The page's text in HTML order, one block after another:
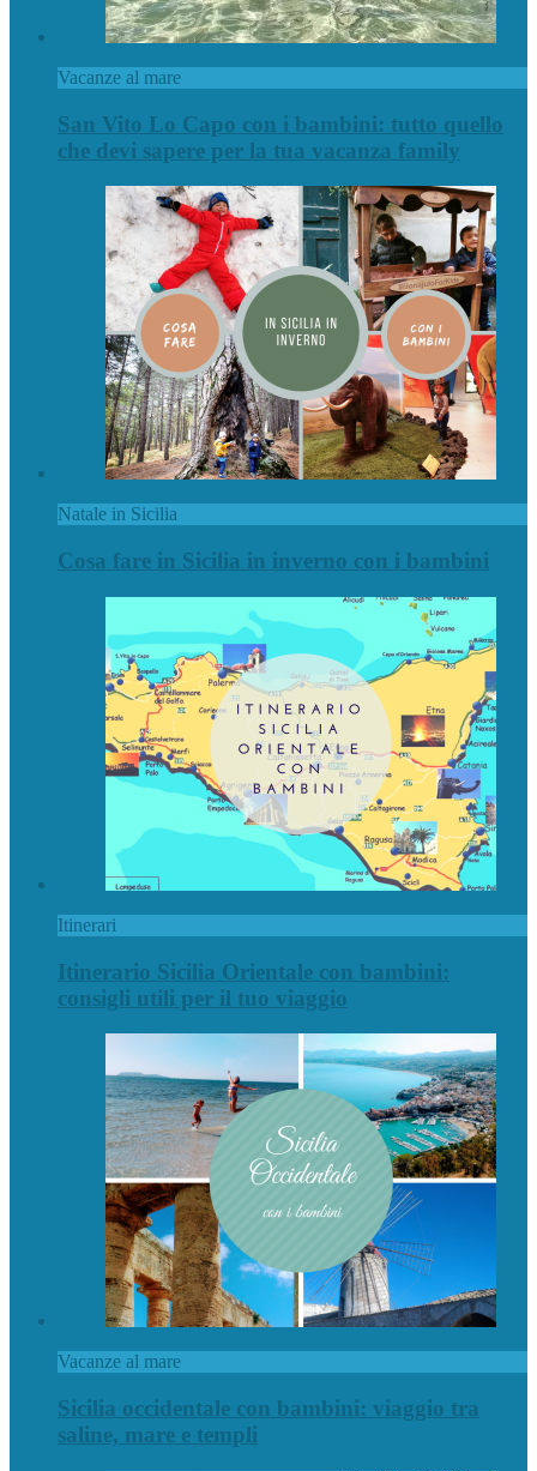
Vacanze al mare
San Vito Lo Capo con i bambini: tutto quello
che devi sapere per la tua vacanza family
Natale in Sicilia
Cosa fare in Sicilia in inverno con i bambini
Itinerari
Itinerario Sicilia Orientale con bambini:
consigli utili per il tuo viaggio
Vacanze al mare
Sicilia occidentale con bambini: viaggio tra
saline, mare e templi